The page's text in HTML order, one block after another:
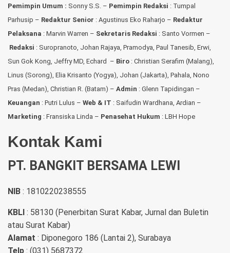
Pemimpin Umum : Sonny S.S. – Pemimpin Redaksi : Tumpal
Parhusip – Redaktur Senior : Agustinus Eko Raharjo – Redaktur
Pelaksana : Marvin Warren – Sekretaris Redaksi : Santo Vormen –
Redaksi : Suropranoto, Johan Rajaya, Pramodya, Paul Tanesib, Erwi,
Sun Gok Kong, Jeffry MD, Echard – Biro : Christian Serafim (Malang),
Linus (Sorong), Elia Krisanto (Yogya), Johan (Jakarta), Pahala, Nono
Pras (Medan), Christian R. (Batam) – Admin : Glenn Tapidingan –
Keuangan : Putri Lulus – Web & IT : Saifudin Wardhana, Ardian –
Marketing : Fransiska Linda – Penasehat Hukum : LBH Hope
Kontak Kami
PT. BANGKIT BERSAMA LEWI
NIB : 1810220238555
KBLI : 58130 (Penerbitan Surat Kabar, Jurnal dan Buletin
atau Surat Kabar)
Alamat : Diponegoro 186 (Lantai 2), Surabaya
Telp : (031) 5687372